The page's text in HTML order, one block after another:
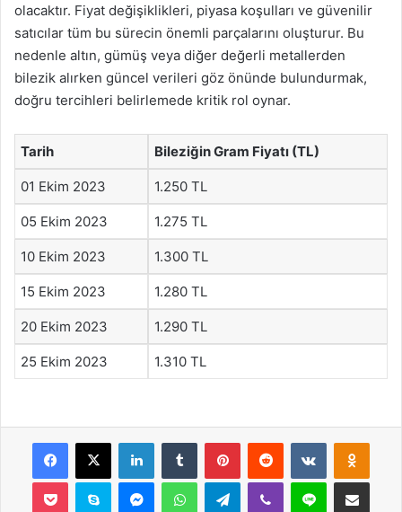
olacaktır. Fiyat değişiklikleri, piyasa koşulları ve güvenilir
satıcılar tüm bu sürecin önemli parçalarını oluşturur. Bu
nedenle altın, gümüş veya diğer değerli metallerden
bilezik alırken güncel verileri göz önünde bulundurmak,
doğru tercihleri belirlemede kritik rol oynar.
Tarih Bileziğin Gram Fiyatı (TL)
01 Ekim 2023 1.250 TL
05 Ekim 2023 1.275 TL
10 Ekim 2023 1.300 TL
15 Ekim 2023 1.280 TL
20 Ekim 2023 1.290 TL
25 Ekim 2023 1.310 TL
Facebook
X LinkedInTumblr PinterestReddit VKontakte
Pocket Skype MessengerWhatsAppTelegramViber Line E-Posta ile